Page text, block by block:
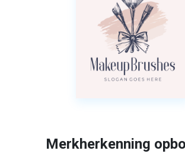
Merkherkenning